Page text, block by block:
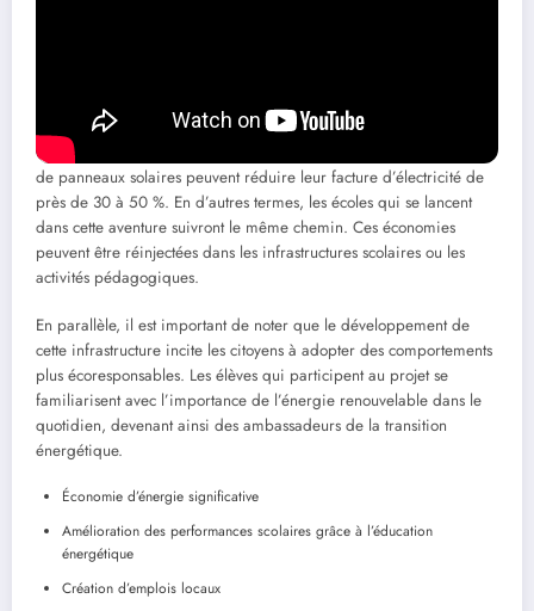
atouts financiers.
Une étude récente a montré que les maisons et bâtiments équipés
de panneaux solaires peuvent réduire leur facture d’électricité de
près de 30 à 50 %. En d’autres termes, les écoles qui se lancent
dans cette aventure suivront le même chemin. Ces économies
peuvent être réinjectées dans les infrastructures scolaires ou les
activités pédagogiques.
En parallèle, il est important de noter que le développement de
cette infrastructure incite les citoyens à adopter des comportements
plus écoresponsables. Les élèves qui participent au projet se
familiarisent avec l’importance de l’énergie renouvelable dans le
quotidien, devenant ainsi des ambassadeurs de la transition
énergétique.
Économie d’énergie significative
Amélioration des performances scolaires grâce à l’éducation
énergétique
Création d’emplois locaux